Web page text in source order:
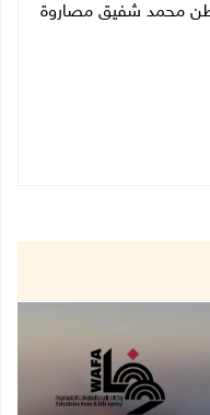
محمد شفيق مصاروة